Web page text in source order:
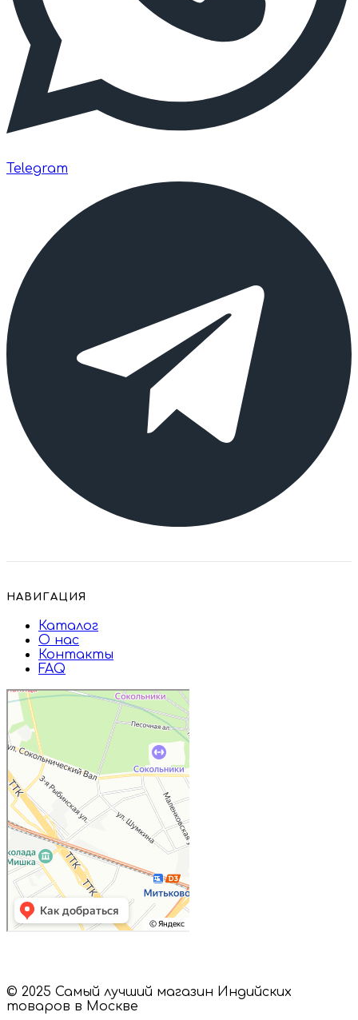
Telegram
НАВИГАЦИЯ
Каталог
О нас
Контакты
FAQ
Дружба
Пищевые ингредиенты и специи в
Москве
Магазин подарков и сувениров в
Москве
© 2025 Самый лучший магазин Индийских
товаров в Москве